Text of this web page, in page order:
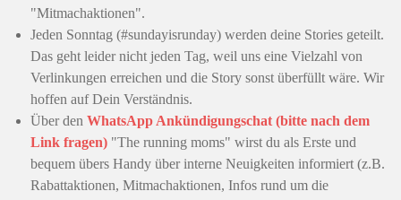
"Mitmachaktionen".
Jeden Sonntag (#sundayisrunday) werden deine Stories geteilt.
Das geht leider nicht jeden Tag, weil uns eine Vielzahl von
Verlinkungen erreichen und die Story sonst überfüllt wäre. Wir
hoffen auf Dein Verständnis.
Über den WhatsApp Ankündigungschat (bitte nach dem
Link fragen) "The running moms" wirst du als Erste und
bequem übers Handy über interne Neuigkeiten informiert (z.B.
Rabattaktionen, Mitmachaktionen, Infos rund um die